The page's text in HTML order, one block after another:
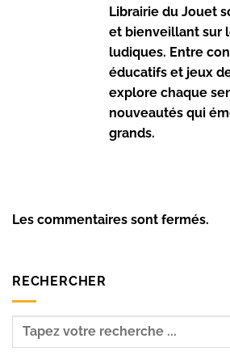
Librairie du Jouet
et bienveillant sur
ludiques. Entre
éducatifs et jeux
explore chaque
nouveautés qui
grands.
Les commentaires sont fermés.
RECHERCHER